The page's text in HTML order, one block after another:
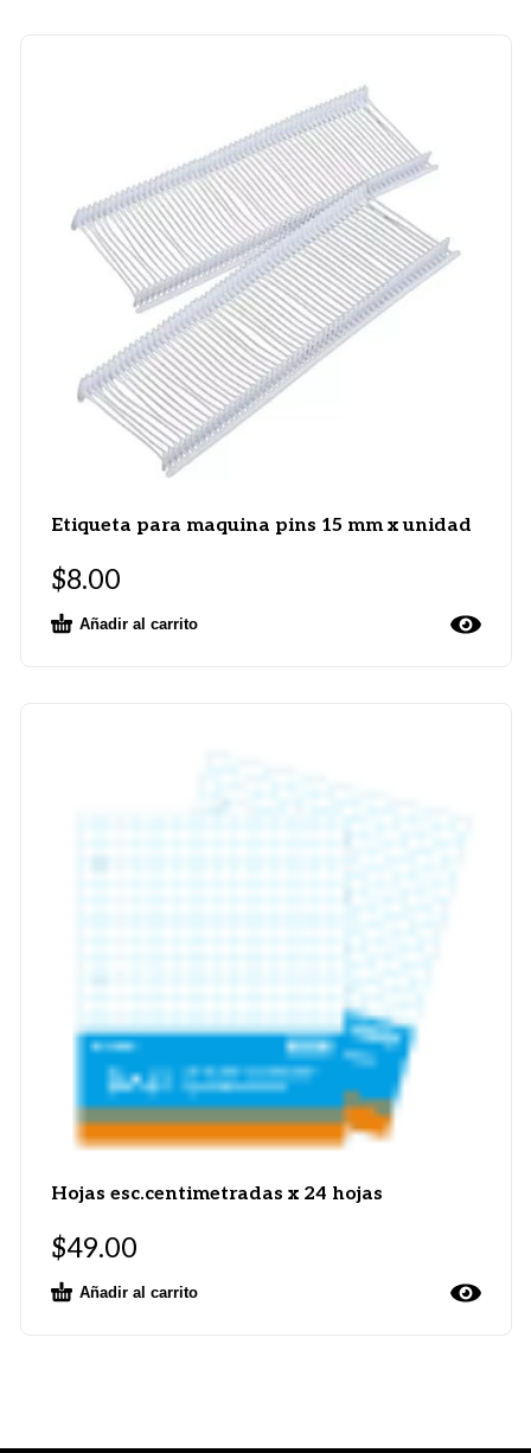
Etiqueta para maquina pins 15 mm x unidad
$8.00
Añadir al carrito
Hojas esc.centimetradas x 24 hojas
$49.00
Añadir al carrito